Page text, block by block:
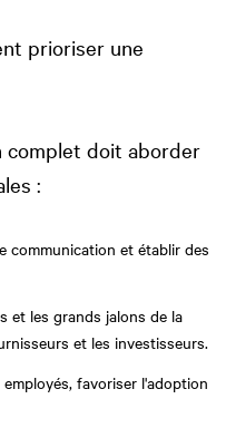
prioriser une
complet doit aborder
:
communication et établir des
et les grands jalons de la
et les investisseurs.
favoriser l'adoption